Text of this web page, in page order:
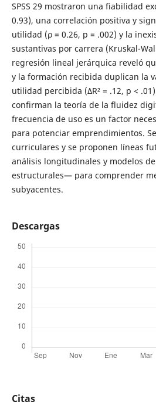
SPSS 29 mostraron una fiabilidad
0.93), una correlación positiva y
utilidad (ρ = 0.26, p = .002) y la
sustantivas por carrera (Kruskal-
regresión lineal jerárquica reveló
y la formación recibida duplican la
utilidad percibida (ΔR² = .12, p <
confirman la teoría de la fluidez
frecuencia de uso es un factor
para potenciar emprendimientos.
curriculares y se proponen líneas
análisis longitudinales y modelos
estructurales— para comprender
subyacentes.
Descargas
Citas